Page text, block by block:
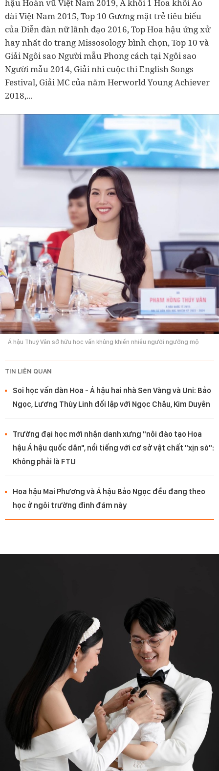
hậu Hoàn vũ Việt Nam 2019, Á khôi 1 Hoa khôi Áo
dài Việt Nam 2015, Top 10 Gương mặt trẻ tiêu biểu
của Diễn đàn nữ lãnh đạo 2016, Top Hoa hậu ứng xử
hay nhất do trang Missosology bình chọn, Top 10 và
Giải Ngôi sao Người mẫu Phong cách tại Ngôi sao
Người mẫu 2014, Giải nhì cuộc thi English Songs
Festival, Giải MC của năm Herworld Young Achiever
2018,...
Á hậu Thuý Vân sở hữu học vấn khủng khiến nhiều người ngưỡng mộ
TIN LIÊN QUAN
Soi học vấn dàn Hoa - Á hậu hai nhà Sen Vàng và Uni: Bảo
Ngọc, Lương Thùy Linh đối lập với Ngọc Châu, Kim Duyên
Trường đại học mới nhận danh xưng "nôi đào tạo Hoa
hậu Á hậu quốc dân", nổi tiếng với cơ sở vật chất "xịn sò":
Không phải là FTU
Hoa hậu Mai Phương và Á hậu Bảo Ngọc đều đang theo
học ở ngôi trường đình đám này